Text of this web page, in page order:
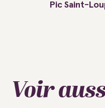
Pic Saint-
Voir